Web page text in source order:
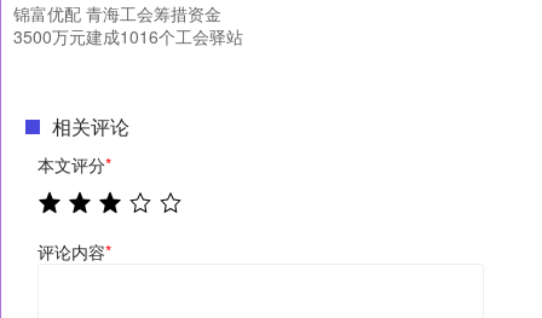
锦富优配 青海工会筹措资金
3500万元建成1016个工会驿站
相关评论
本文评分*
评论内容*